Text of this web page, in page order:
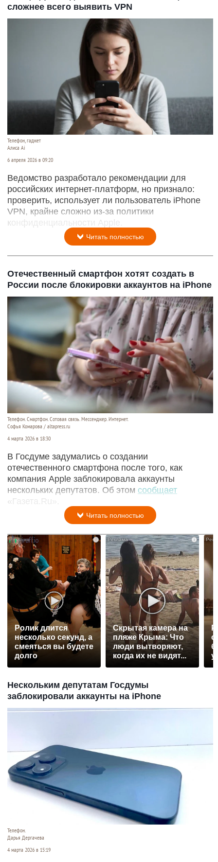
сложнее всего выявить VPN
Телефон, гаджет
Алиса Аi
6 апреля 2026 в 09:20
Ведомство разработало рекомендации для
российских интернет-платформ, но признало:
проверить, использует ли пользователь iPhone
VPN, крайне сложно из-за политики
конфиденциальности Apple.
Читать полностью
Отечественный смартфон хотят создать в
России после блокировки аккаунтов на iPhone
Телефон. Смартфон. Сотовая связь. Мессенджер. Интернет.
Софья Комарова / altapress.ru
4 марта 2026 в 18:30
В Госдуме задумались о создании
отечественного смартфона после того, как
компания Apple заблокировала аккаунты
нескольких депутатов. Об этом сообщает
«Газета.Ru».
Читать полностью
Ролик длится
несколько секунд, а
смеяться вы будете
долго
i
Скрытая камера на
пляже Крыма: Что
люди вытворяют,
когда их не видят...
Нескольким депутатам Госдумы
заблокировали аккаунты на iPhone
Телефон.
Дарья Дергачева
4 марта 2026 в 15:19